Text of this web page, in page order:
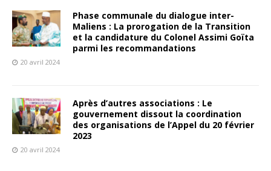
Phase communale du dialogue inter-
Maliens : La prorogation de la Transition
et la candidature du Colonel Assimi Goïta
parmi les recommandations
20 avril 2024
Après d’autres associations : Le
gouvernement dissout la coordination
des organisations de l’Appel du 20 février
2023
20 avril 2024